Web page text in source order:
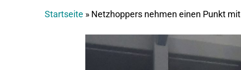
Startseite » Netzhoppers nehmen einen Punkt mit